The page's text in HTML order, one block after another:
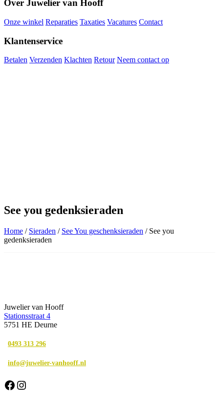
Over Juwelier van Hooff
Onze winkel Reparaties Taxaties Vacatures Contact
Klantenservice
Betalen Verzenden Klachten Retour Neem contact op
See you gedenksieraden
Home / Sieraden / See You geschenksieraden / See you
gedenksieraden
Juwelier van Hooff
Stationsstraat 4
5751 HE Deurne
0493 313 296
info@juwelier-vanhooff.nl
Facebook
Instagram